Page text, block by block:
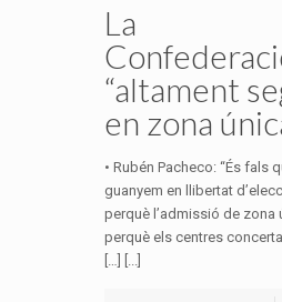
La
“altament
en zona
• Rubén Pacheco: “És fals
guanyem en llibertat
perquè l’admissió de zona
perquè els centres